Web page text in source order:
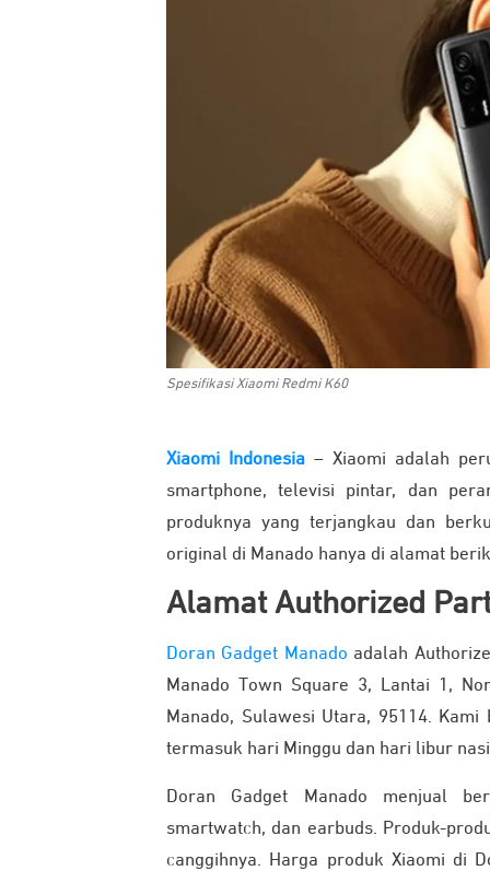
Spesifikasi Xiaomi Redmi K60
Xiaomi Indonesia– Xiaomi adalah
smartphone, televisi pintar, dan
produknya yang terjangkau dan
original di Manado hanya di alamat
Alamat Authorized
Doran Gadget Manado adalah
Manado Town Square 3, Lantai 1,
Manado, Sulawesi Utara, 95114.
termasuk hari Minggu dan hari libur
Doran Gadget Manado menjual
smartwatch, dan earbuds. Produk-
canggihnya. Harga produk Xiaomi di